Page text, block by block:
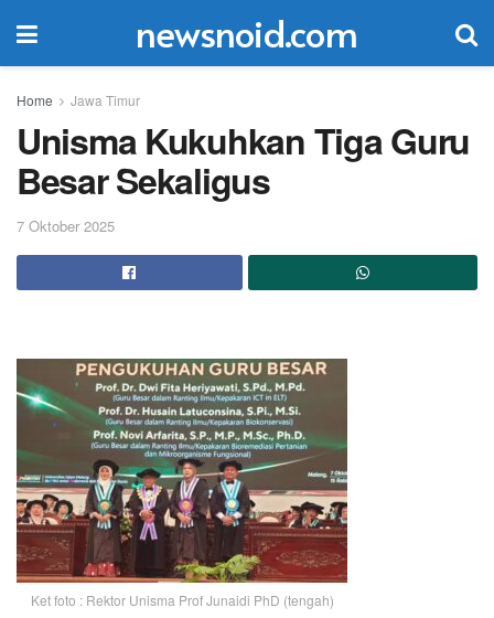
newsnoid.com
Home Jawa Timur
Unisma Kukuhkan Tiga Guru
Besar Sekaligus
7 Oktober 2025
Ket foto : Rektor Unisma Prof Junaidi PhD (tengah)